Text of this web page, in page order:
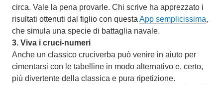
circa. Vale la pena provarle. Chi scrive ha apprezzato i
risultati ottenuti dal figlio con questa App semplicissima,
che simula una specie di battaglia navale.
3. Viva i cruci-numeri
Anche un classico cruciverba può venire in aiuto per
cimentarsi con le tabelline in modo alternativo e, certo,
più divertente della classica e pura ripetizione.